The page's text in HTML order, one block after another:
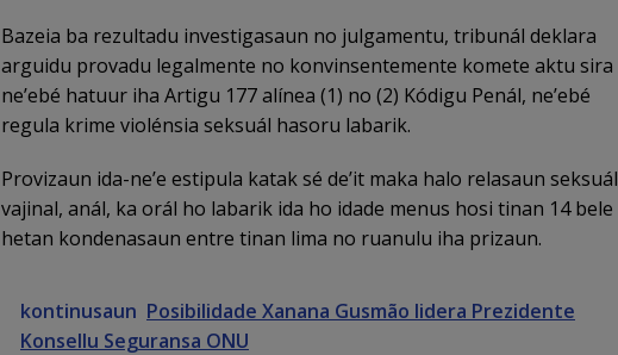
Bazeia ba rezultadu investigasaun no julgamentu, tribunál deklara
arguidu provadu legalmente no konvinsentemente komete aktu sira
ne’ebé hatuur iha Artigu 177 alínea (1) no (2) Kódigu Penál, ne’ebé
regula krime violénsia seksuál hasoru labarik.
Provizaun ida-ne’e estipula katak sé de’it maka halo relasaun seksuál
vajinal, anál, ka orál ho labarik ida ho idade menus hosi tinan 14 bele
hetan kondenasaun entre tinan lima no ruanulu iha prizaun.
kontinusaun Posibilidade Xanana Gusmão lidera Prezidente
Konsellu Seguransa ONU